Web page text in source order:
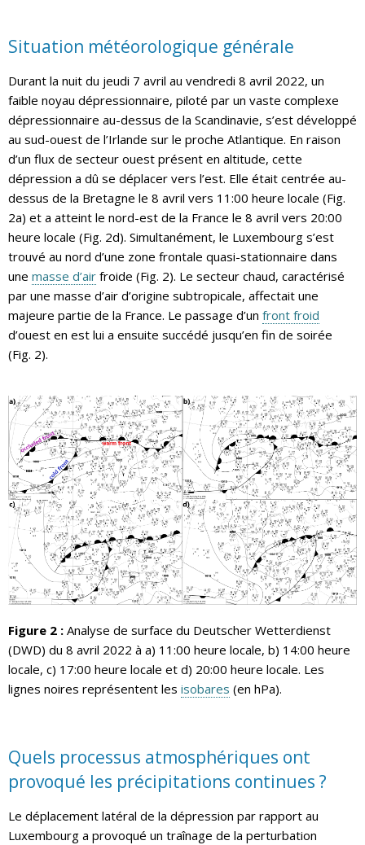
Situation météorologique générale
Durant la nuit du jeudi 7 avril au vendredi 8 avril 2022, un
faible noyau dépressionnaire, piloté par un vaste complexe
dépressionnaire au-dessus de la Scandinavie, s’est développé
au sud-ouest de l’Irlande sur le proche Atlantique. En raison
d’un flux de secteur ouest présent en altitude, cette
dépression a dû se déplacer vers l’est. Elle était centrée au-
dessus de la Bretagne le 8 avril vers 11:00 heure locale (Fig.
2a) et a atteint le nord-est de la France le 8 avril vers 20:00
heure locale (Fig. 2d). Simultanément, le Luxembourg s’est
trouvé au nord d’une zone frontale quasi-stationnaire dans
une masse d’air froide (Fig. 2). Le secteur chaud, caractérisé
par une masse d’air d’origine subtropicale, affectait une
majeure partie de la France. Le passage d’un front froid
d’ouest en est lui a ensuite succédé jusqu’en fin de soirée
(Fig. 2).
Figure 2 : Analyse de surface du Deutscher Wetterdienst
(DWD) du 8 avril 2022 à a) 11:00 heure locale, b) 14:00 heure
locale, c) 17:00 heure locale et d) 20:00 heure locale. Les
lignes noires représentent les isobares (en hPa).
Quels processus atmosphériques ont
provoqué les précipitations continues ?
Le déplacement latéral de la dépression par rapport au
Luxembourg a provoqué un traînage de la perturbation